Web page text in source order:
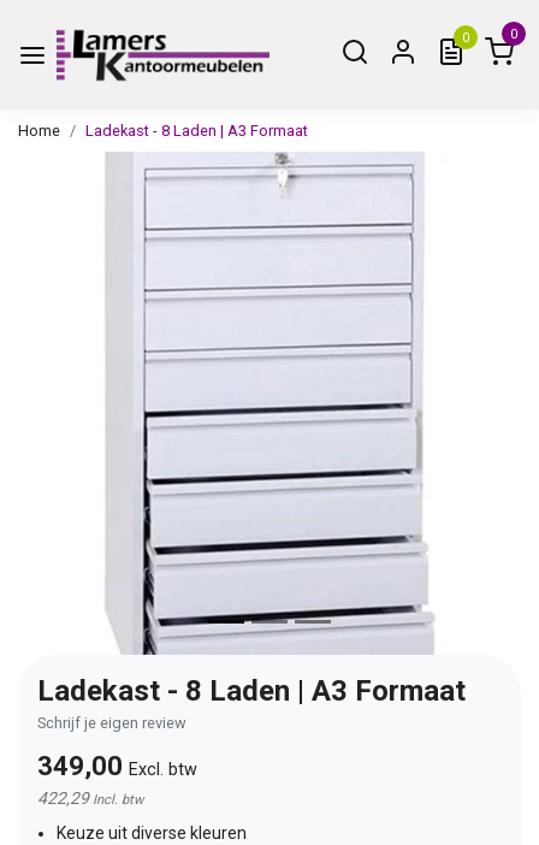
0 0
Home Ladekast - 8 Laden | A3 Formaat
Ladekast - 8 Laden | A3 Formaat
Schrijf je eigen review
349,00 Excl. btw
422,29 Incl. btw
Keuze uit diverse kleuren